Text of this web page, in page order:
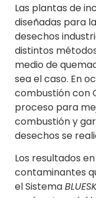
Las plantas de
diseñadas para
desechos
distintos
medio de
sea el caso. En
combustión con
proceso para
combustión y
desechos se
Los resultados
contaminantes
el Sistema